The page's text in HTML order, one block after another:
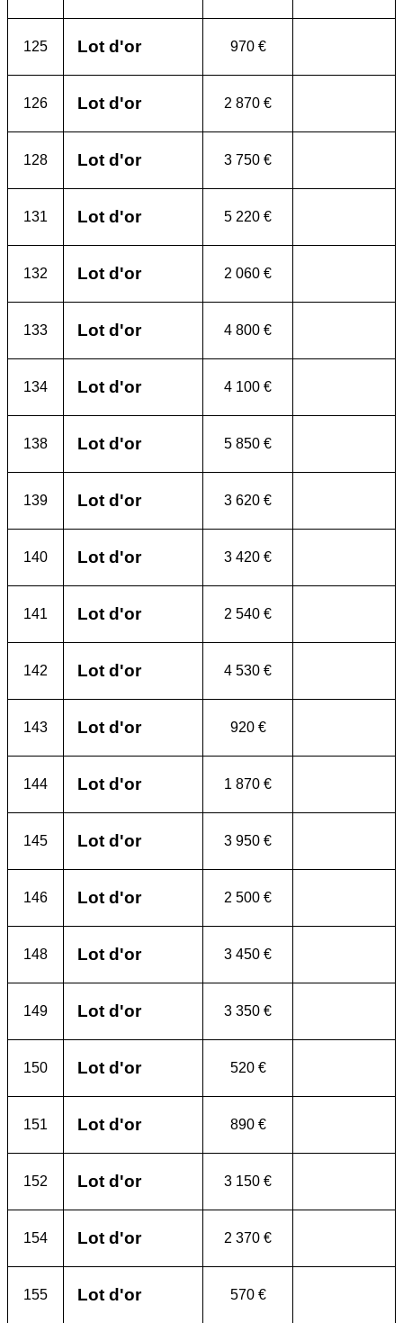
125 Lot d'or 970 €
126 Lot d'or 2 870 €
128 Lot d'or 3 750 €
131 Lot d'or 5 220 €
132 Lot d'or 2 060 €
133 Lot d'or 4 800 €
134 Lot d'or 4 100 €
138 Lot d'or 5 850 €
139 Lot d'or 3 620 €
140 Lot d'or 3 420 €
141 Lot d'or 2 540 €
142 Lot d'or 4 530 €
143 Lot d'or 920 €
144 Lot d'or 1 870 €
145 Lot d'or 3 950 €
146 Lot d'or 2 500 €
148 Lot d'or 3 450 €
149 Lot d'or 3 350 €
150 Lot d'or 520 €
151 Lot d'or 890 €
152 Lot d'or 3 150 €
154 Lot d'or 2 370 €
155 Lot d'or 570 €